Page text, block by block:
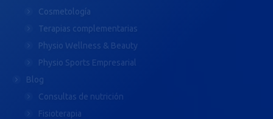
Cosmetología
Terapias complementarias
Physio Wellness & Beauty
Physio Sports Empresarial
Blog
Consultas de nutrición
Fisioterapia